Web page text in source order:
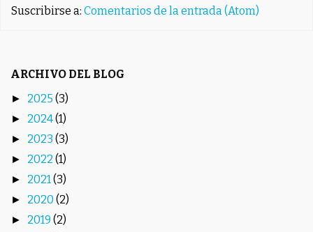
Suscribirse a: Comentarios de la entrada (Atom)
ARCHIVO DEL BLOG
► 2025 (3)
► 2024(1)
► 2023 (3)
► 2022 (1)
► 2021(3)
► 2020 (2)
► 2019 (2)